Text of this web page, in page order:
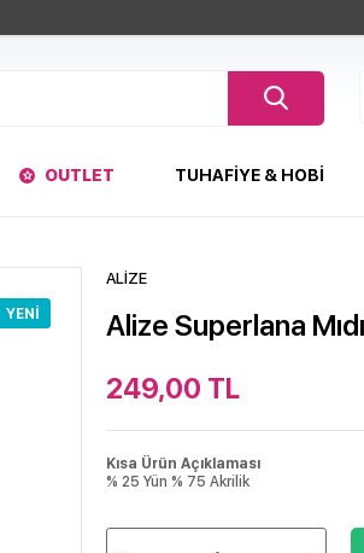
OUTLET TUHAFIYE & HOBI
YENI
ALİZE
Alize Superlana
249,00 TL
Kısa Ürün Açıklaması
% 25 Yün % 75 Akrilik